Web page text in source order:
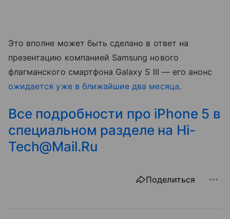
Это вполне может быть сделано в ответ на
презентацию компанией Samsung нового
флагманского смартфона Galaxy S III — его анонс
ожидается уже в ближайшие два месяца.
Все подробности про iPhone 5 в
специальном разделе на Hi-
Tech@Mail.Ru
Поделиться